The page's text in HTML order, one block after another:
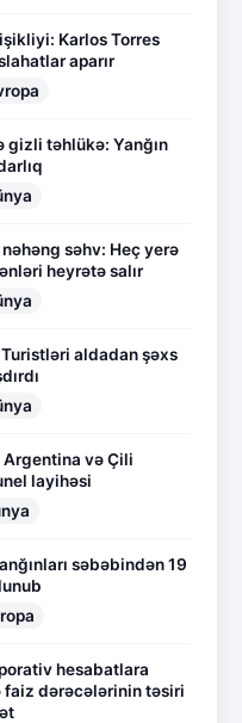
Karlos Torres
aparır
gizli təhlükə: Yanğın
səhv: Heç yerə
heyrətə salır
aldadan şəxs
Argentina və Çili
layihəsi
səbəbindən 19
hesabatlara
faiz dərəcələrinin təsiri